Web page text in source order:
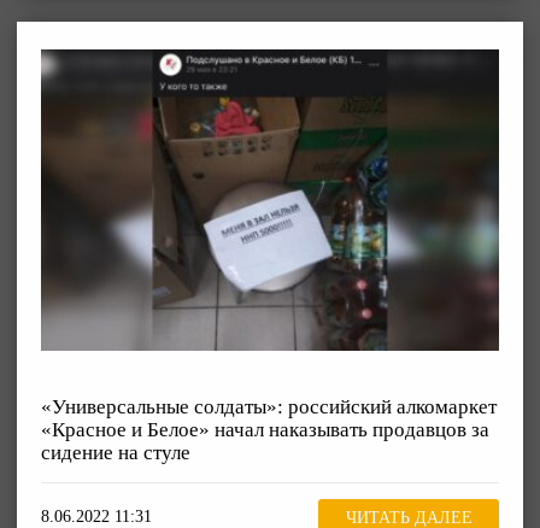
«Универсальные солдаты»: российский алкомаркет
«Красное и Белое» начал наказывать продавцов за
сидение на стуле
8.06.2022 11:31 ЧИТАТЬ ДАЛЕЕ